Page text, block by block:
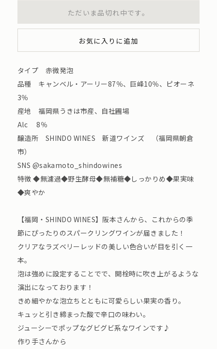
ただいま品切れ中です。
お気に入りに追加
タイプ 赤微発泡
品種 キャンベル・アーリー87％、巨峰10％、ピオーネ
3％
産地 福岡県うきは市産、自社圃場
Alc 8％
醸造所 SHINDO WINES 新道ワインズ （福岡県朝倉
市）
SNS @sakamoto_shindowines
特徴 ◆無濾過◆野生酵母◆無補糖◆しっかりめ◆果実味
◆爽やか
【福岡・SHINDO WINES】阪本さんから、これからの季
節にぴったりのスパークリングワインが届きました！
クリアなラズベリーレッドの美しい色合いが目を引く一
本。
泡は強めに設定することでで、開栓時に吹き上がるような
演出になっております！
きめ細やかな泡立ちとともに可愛らしい果実の香り。
キュッと引き締まった酸で辛口の味わい。
ジューシーでポップなグビグビ系なワインです♪
作り手さんから